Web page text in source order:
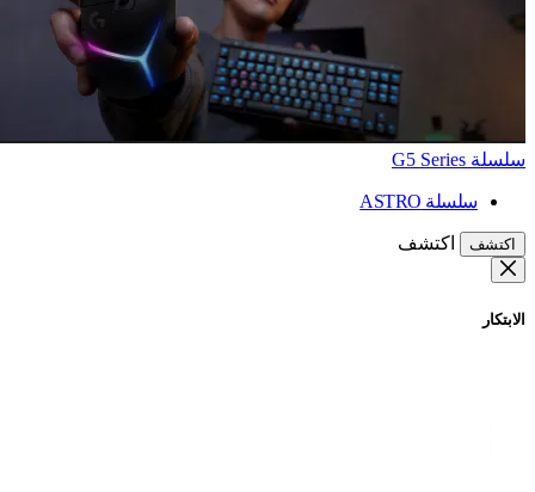
سلسلة G5 Series
سلسلة ASTRO
اكتشف اكتشف
الابتكار